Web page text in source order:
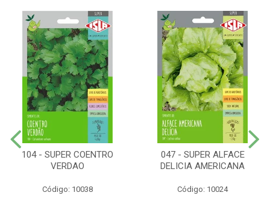
104 - SUPER COENTRO
VERDAO
Código: 10038
047 - SUPER ALFACE
DELICIA AMERICANA
Código: 10024